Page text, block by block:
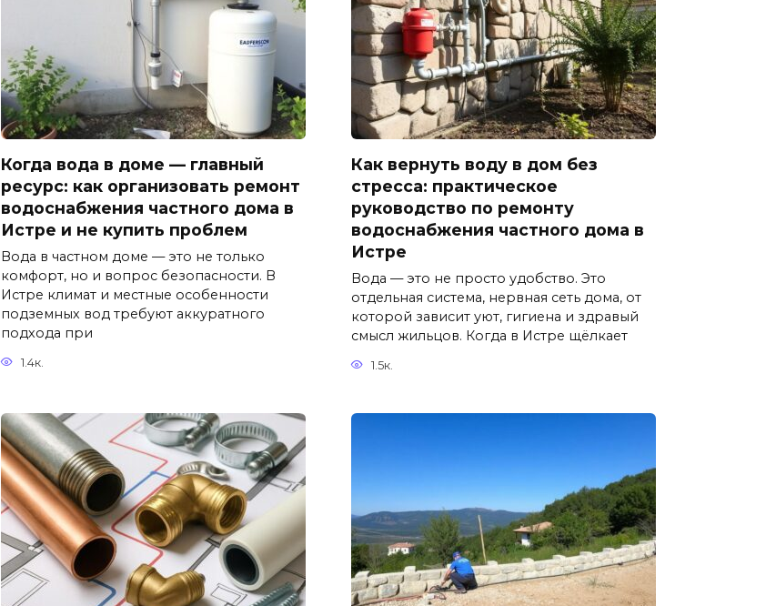
Когда вода в доме — главный
ресурс: как организовать ремонт
водоснабжения частного дома в
Истре и не купить проблем
Вода в частном доме — это не только
комфорт, но и вопрос безопасности. В
Истре климат и местные особенности
подземных вод требуют аккуратного
подхода при
1.4к.
Как вернуть воду в дом без
стресса: практическое
руководство по ремонту
водоснабжения частного дома в
Истре
Вода — это не просто удобство. Это
отдельная система, нервная сеть дома, от
которой зависит уют, гигиена и здравый
смысл жильцов. Когда в Истре щёлкает
1.5к.